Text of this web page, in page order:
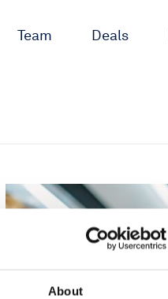
About
Team Deals